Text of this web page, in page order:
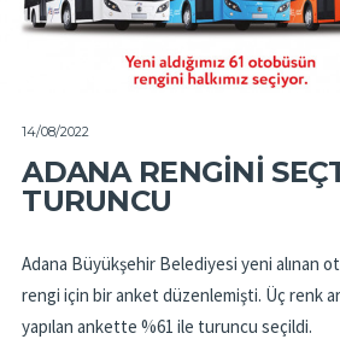
14/08/2022
ADANA RENGİNİ
TURUNCU
Adana Büyükşehir Belediyesi yeni alınan
rengi için bir anket düzenlemişti. Üç renk
yapılan ankette %61 ile turuncu seçildi.